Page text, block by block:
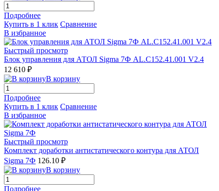
Подробнее
Купить в 1 клик Сравнение
В избранное
Быстрый просмотр
Блок управления для АТОЛ Sigma 7Ф AL.C152.41.001 V2.4
12 610 ₽
В корзину
Подробнее
Купить в 1 клик Сравнение
В избранное
Быстрый просмотр
Комплект доработки антистатического контура для АТОЛ
Sigma 7Ф 126.10 ₽
В корзину
Подробнее